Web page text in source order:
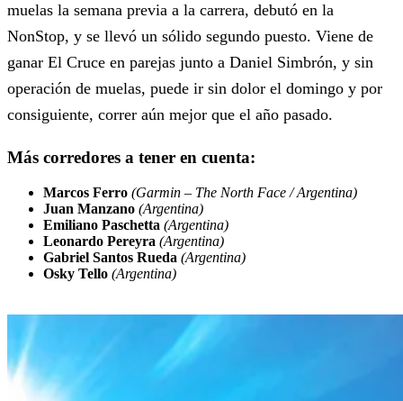
muelas la semana previa a la carrera, debutó en la
NonStop, y se llevó un sólido segundo puesto. Viene de
ganar El Cruce en parejas junto a Daniel Simbrón, y sin
operación de muelas, puede ir sin dolor el domingo y por
consiguiente, correr aún mejor que el año pasado.
Más corredores a tener en cuenta:
Marcos Ferro (Garmin – The North Face / Argentina)
Juan Manzano (Argentina)
Emiliano Paschetta (Argentina)
Leonardo Pereyra (Argentina)
Gabriel Santos Rueda (Argentina)
Osky Tello (Argentina)